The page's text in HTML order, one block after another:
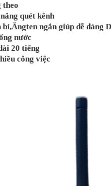
theo
quét kênh
bỉ,Ăngten ngắn giúp dễ dàng
nước
20 tiếng
công việc